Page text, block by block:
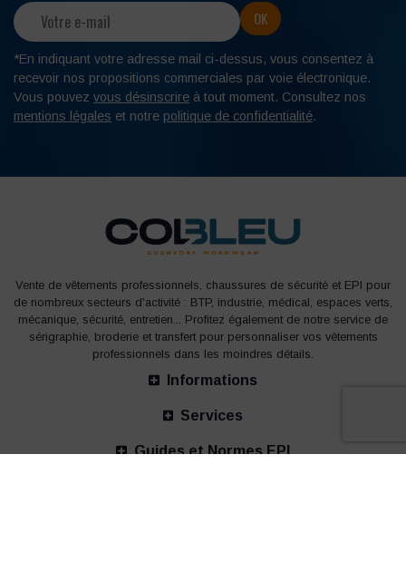
*En indiquant votre adresse mail ci-dessus, vous consentez à
recevoir nos propositions commerciales par voie électronique.
Vous pouvez vous désinscrire à tout moment. Consultez nos
mentions légales et notre politique de confidentialité.
Vente de vêtements professionnels, chaussures de sécurité et EPI pour
de nombreux secteurs d'activité : BTP, industrie, médical, espaces verts,
mécanique, sécurité, entretien... Profitez également de notre service de
sérigraphie, broderie et transfert pour personnaliser vos vêtements
professionnels dans les moindres détails.
Informations
Services
Guides et Normes EPI